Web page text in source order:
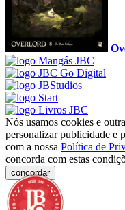
Nós usamos cookies e
personalizar publicidade e
com a nossa Política de
concorda com estas
concordar